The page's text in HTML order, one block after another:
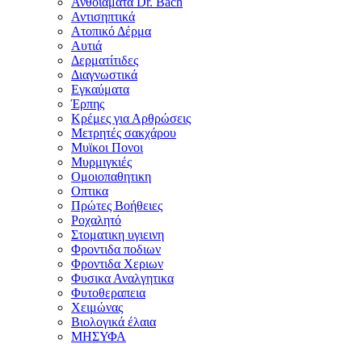
Αντισηπτικά
Ατοπικό Δέρμα
Αυτιά
Δερματίτιδες
Διαγνωστικά
Εγκαύματα
Έρπης
Κρέμες για Αρθρώσεις
Μετρητές σακχάρου
Μυϊκοι Πονοι
Μυρμιγκιές
Ομοιοπαθητικη
Οπτικα
Πρώτες Βοήθειες
Ροχαλητό
Στοματικη υγιεινη
Φροντιδα ποδιων
Φροντιδα Χεριων
Φυσικα Αναλγητικα
Φυτοθεραπεια
Χειμώνας
Βιολογικά έλαια
ΜΗΣΥΦΑ